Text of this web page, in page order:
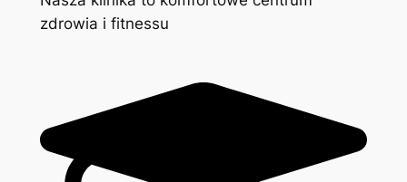
zdrowia i fitnessu